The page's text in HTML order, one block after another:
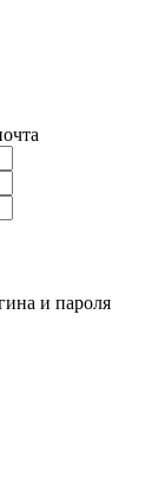
и пароля